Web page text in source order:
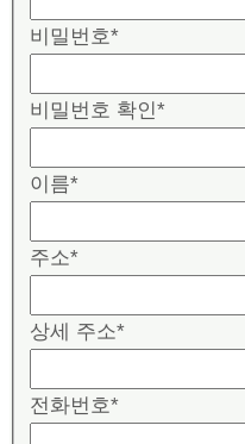
비밀번호*
비밀번호 확인*
이름*
주소*
상세 주소*
전화번호*